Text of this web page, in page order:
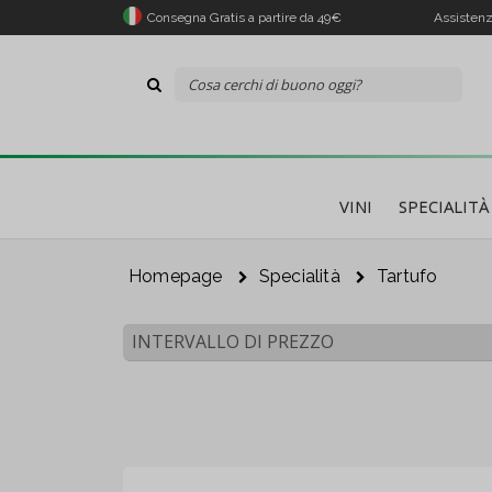
Consegna Gratis a partire da 49€
VINI SPECIALITÀ
Homepage Specialità Tartufo
INTERVALLO DI PREZZO
Il